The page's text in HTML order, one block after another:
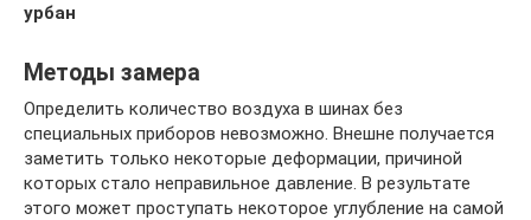
урбан
Методы замера
Определить количество воздуха в шинах без
специальных приборов невозможно. Внешне получается
заметить только некоторые деформации, причиной
которых стало неправильное давление. В результате
этого может проступать некоторое углубление на самой